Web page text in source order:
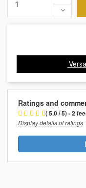
Ratings and
( 5.0 / 5) - 2
Display details of ratings